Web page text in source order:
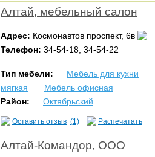
Алтай, мебельный салон
Адрес: Космонавтов проспект, 6в
Телефон: 34-54-18, 34-54-22
Тип мебели: Мебель для кухни
мягкая
Мебель офисная
Район:
Октябрьский
Оставить отзыв (1) Распечатать
Алтай-Командор, ООО